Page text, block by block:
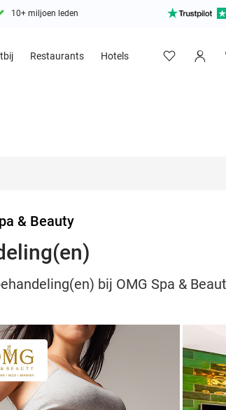
10+ miljoen leden
Restaurants Hotels
& Beauty
bij OMG Spa &